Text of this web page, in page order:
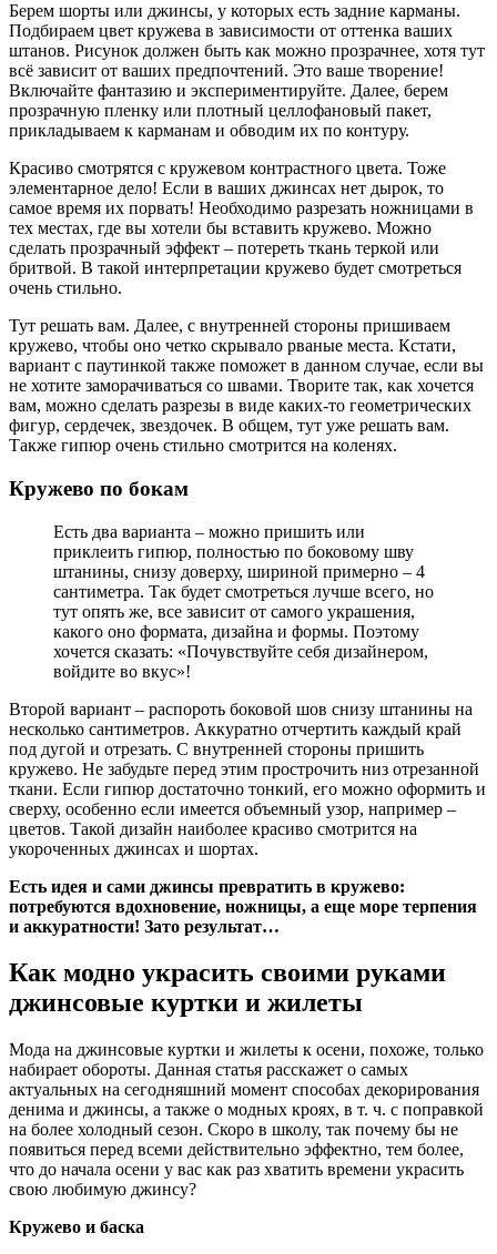
Берем шорты или джинсы, у которых есть задние карманы.
Подбираем цвет кружева в зависимости от оттенка ваших
штанов. Рисунок должен быть как можно прозрачнее, хотя тут
всё зависит от ваших предпочтений. Это ваше творение!
Включайте фантазию и экспериментируйте. Далее, берем
прозрачную пленку или плотный целлофановый пакет,
прикладываем к карманам и обводим их по контуру.
Красиво смотрятся с кружевом контрастного цвета. Тоже
элементарное дело! Если в ваших джинсах нет дырок, то
самое время их порвать! Необходимо разрезать ножницами в
тех местах, где вы хотели бы вставить кружево. Можно
сделать прозрачный эффект – потереть ткань теркой или
бритвой. В такой интерпретации кружево будет смотреться
очень стильно.
Тут решать вам. Далее, с внутренней стороны пришиваем
кружево, чтобы оно четко скрывало рваные места. Кстати,
вариант с паутинкой также поможет в данном случае, если вы
не хотите заморачиваться со швами. Творите так, как хочется
вам, можно сделать разрезы в виде каких-то геометрических
фигур, сердечек, звездочек. В общем, тут уже решать вам.
Также гипюр очень стильно смотрится на коленях.
Кружево по бокам
Есть два варианта – можно пришить или
приклеить гипюр, полностью по боковому шву
штанины, снизу доверху, шириной примерно – 4
сантиметра. Так будет смотреться лучше всего, но
тут опять же, все зависит от самого украшения,
какого оно формата, дизайна и формы. Поэтому
хочется сказать: «Почувствуйте себя дизайнером,
войдите во вкус»!
Второй вариант – распороть боковой шов снизу штанины на
несколько сантиметров. Аккуратно отчертить каждый край
под дугой и отрезать. С внутренней стороны пришить
кружево. Не забудьте перед этим прострочить низ отрезанной
ткани. Если гипюр достаточно тонкий, его можно оформить и
сверху, особенно если имеется объемный узор, например –
цветов. Такой дизайн наиболее красиво смотрится на
укороченных джинсах и шортах.
Есть идея и сами джинсы превратить в кружево:
потребуются вдохновение, ножницы, а еще море терпения
и аккуратности! Зато результат…
Как модно украсить своими руками
джинсовые куртки и жилеты
Мода на джинсовые куртки и жилеты к осени, похоже, только
набирает обороты. Данная статья расскажет о самых
актуальных на сегодняшний момент способах декорирования
денима и джинсы, а также о модных кроях, в т. ч. с поправкой
на более холодный сезон. Скоро в школу, так почему бы не
появиться перед всеми действительно эффектно, тем более,
что до начала осени у вас как раз хватить времени украсить
свою любимую джинсу?
Кружево и баска